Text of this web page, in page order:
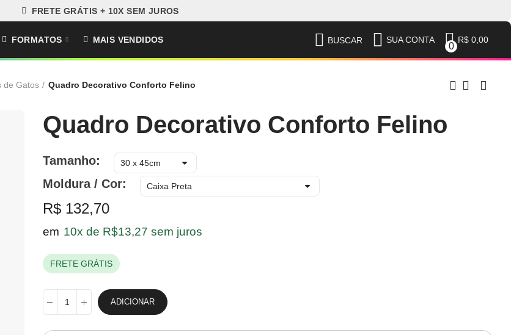
FRETE GRÁTIS + 10X SEM JUROS
FORMATOS MAIS VENDIDOS BUSCAR SUA CONTA
0
R$ 0,00
de Gatos Quadro Decorativo Conforto Felino
Quadro Decorativo Conforto Felino
Tamanho
Moldura / Cor
R$ 132,70
em 10x de R$13,27 sem juros
FRETE GRÁTIS
ADICIONAR